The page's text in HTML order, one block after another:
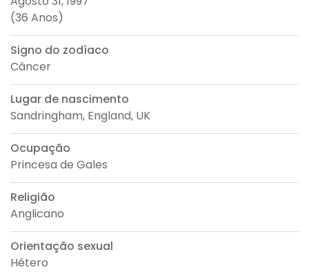
(36 Anos)
Signo do zodíaco
Câncer
Lugar de nascimento
Sandringham, England, UK
Ocupação
Princesa de Gales
Religião
Anglicano
Orientação sexual
Hétero